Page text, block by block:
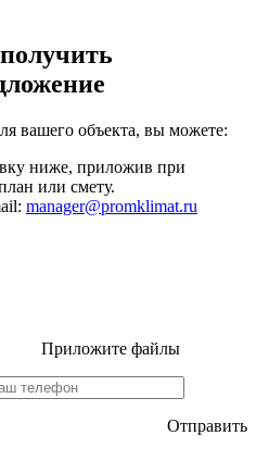
вашего объекта, вы можете:
ниже, приложив при
или смету.
manager@promklimat.ru
Приложите файлы
Отправить